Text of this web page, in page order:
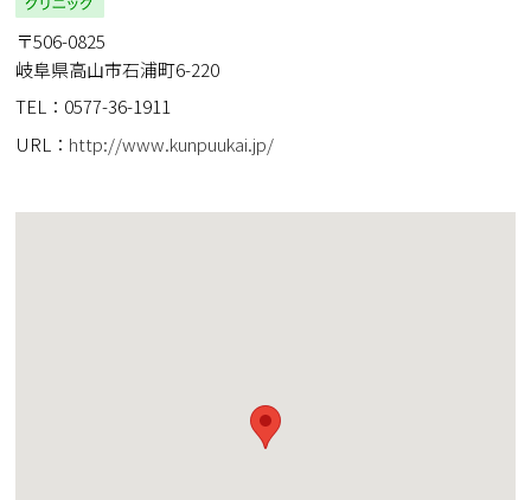
〒506-0825
岐阜県高山市石浦町6-220
TEL：0577-36-1911
URL： http://www.kunpuukai.jp/